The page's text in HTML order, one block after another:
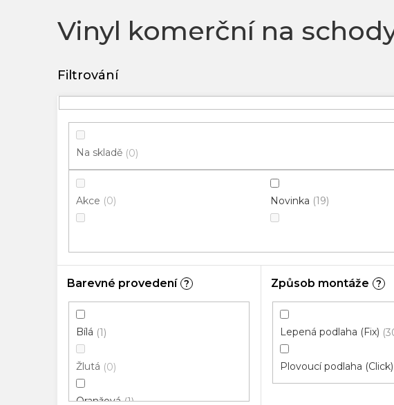
Vinyl komerční na
Na skladě 0
Akce 0 Novinka 19
Barevné provedení ?
Bílá 1
Žlutá 0
Oranžová 1
Způsob montáže ?
Lepená podlaha (Fix)
Plovoucí podlaha (Click)
ý
p
i
t